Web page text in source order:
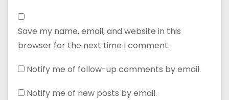
Save my name, email, and website in this
browser for the next time I comment.
Notify me of follow-up comments by email.
Notify me of new posts by email.